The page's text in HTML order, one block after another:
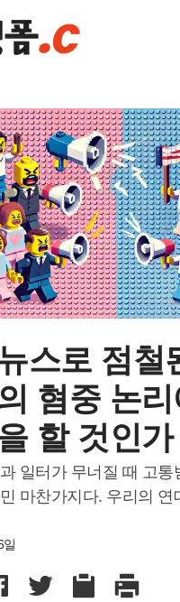
스로 점철
혐중 논
할 것인가
일터가 무너질 때 고통
마찬가지다. 우리의 연
일